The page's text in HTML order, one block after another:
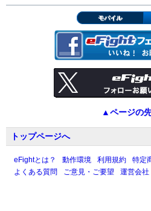
モバイル
▲ページの
トップページへ
eFightとは？ 動作環境 利用規約
特定
よくある質問
ご意見・ご要望 運営会社